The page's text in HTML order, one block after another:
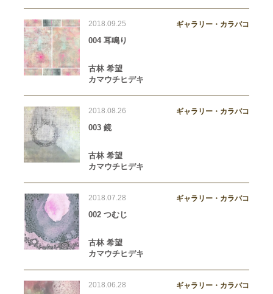
2018.09.25 ギャラリー・カラバコ
004 耳鳴り
古林 希望
カマウチヒデキ
2018.08.26 ギャラリー・カラバコ
003 鏡
古林 希望
カマウチヒデキ
2018.07.28 ギャラリー・カラバコ
002 つむじ
古林 希望
カマウチヒデキ
2018.06.28 ギャラリー・カラバコ